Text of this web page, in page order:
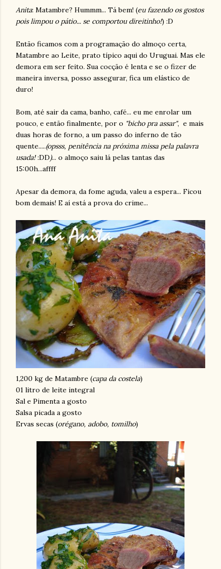
Anita: Matambre? Hummm... Tá bem! (eu fazendo os gostos
pois limpou o pátio... se comportou direitinho!) :D
Então ficamos com a programação do almoço certa,
Matambre ao Leite, prato típico aqui do Uruguai. Mas ele
demora em ser feito. Sua cocção é lenta e se o fizer de
maneira inversa, posso assegurar, fica um elástico de
duro!
Bom, até sair da cama, banho, café... eu me enrolar um
pouco, e então finalmente, por o "bicho pra assar", e mais
duas horas de forno, a um passo do inferno de tão
quente.....(opsss, penitência na próxima missa pela palavra
usada!:DD)... o almoço saiu lá pelas tantas das
15:00h...affff
Apesar da demora, da fome aguda, valeu a espera... Ficou
bom demais! E aí está a prova do crime...
1,200 kg de Matambre (capa da costela)
01 litro de leite integral
Sal e Pimenta a gosto
Salsa picada a gosto
Ervas secas (orégano, adobo, tomilho)